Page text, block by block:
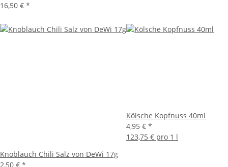
16,50 € *
Knoblauch Chili Salz von DeWi 17g
2,50 € *
Kölsche Kopfnuss 40ml
4,95 € *
123,75 € pro 1 l